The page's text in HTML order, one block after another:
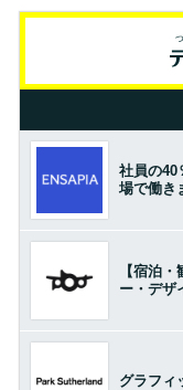
社員の40
場で働き
【宿泊
ー・デザ
グラフィ